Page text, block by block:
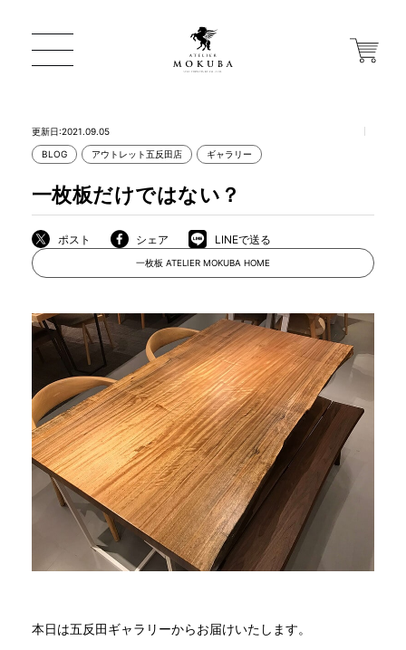
店舗から探す
MOKUBA について
商品情報
直営店
イベント
更新日:2021.09.05
BLOG アウトレット五反田店 ギャラリー
一枚板だけではない？
ポスト シェア LINEで送る
一枚板 ATELIER MOKUBA HOME
本日は五反田ギャラリーからお届けいたします。